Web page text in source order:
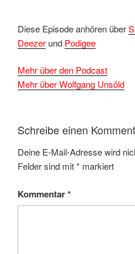
Diese Episode anhören über
Deezer und Podigee
Mehr über den Podcast
Mehr über Wolfgang Unsöld
Schreibe einen
Deine E-Mail-Adresse wird
Felder sind mit* markiert
Kommentar*